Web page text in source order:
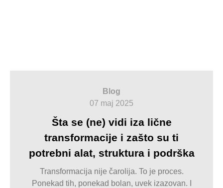
Blog
07 maj 2025
Šta se (ne) vidi iza lične
transformacije i zašto su ti
potrebni alat, struktura i podrška
Transformacija nije čarolija. To je proces.
Ponekad tih, ponekad bolan, uvek izazovan. I